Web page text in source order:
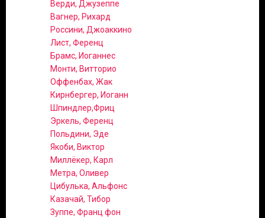
Верди, Джузеппе
Вагнер, Рихард
Россини, Джоаккино
Лист, Ференц
Брамс, Иоганнес
Монти, Витторио
Оффенбах, Жак
Кирнбергер, Иоганн
Шпиндлер,Фриц
Эркель, Ференц
Польдини, Эде
Якоби, Виктор
Миллёкер, Карл
Метра, Оливер
Цибулька, Альфонс
Казачай, Тибор
Зуппе, Франц фон